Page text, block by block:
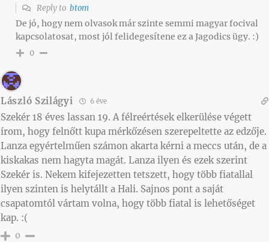
Reply to btom
De jó, hogy nem olvasok már szinte semmi magyar focival
kapcsolatosat, most jól felidegesítene ez a Jagodics ügy. :)
0
László Szilágyi 6 éve
Szekér 18 éves lassan 19. A félreértések elkerülése végett
írom, hogy felnőtt kupa mérkőzésen szerepeltette az edzője.
Lanza egyértelműen számon akarta kérni a meccs után, de a
kiskakas nem hagyta magát. Lanza ilyen és ezek szerint
Szekér is. Nekem kifejezetten tetszett, hogy több fiatallal
ilyen szinten is helytállt a Hali. Sajnos pont a saját
csapatomtól vártam volna, hogy több fiatal is lehetőséget
kap. :(
0